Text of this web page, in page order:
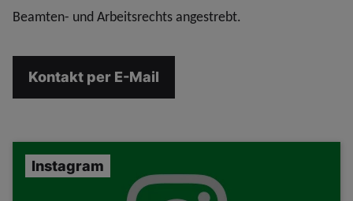
Beamten- und Arbeitsrechts angestrebt.
Kontakt per E-Mail
Instagram